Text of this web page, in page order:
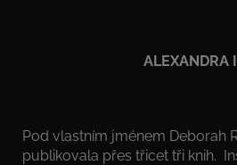
ALEXANDRA
Pod vlastním jménem Deborah
publikovala přes třicet tři knih.